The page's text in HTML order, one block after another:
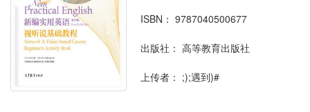
ISBN： 9787040500677
出版社： 高等教育出版社
上传者： ;);遇到)#